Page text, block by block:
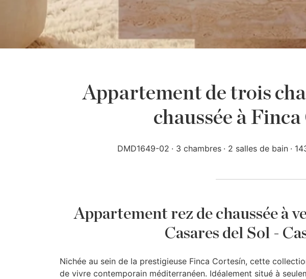
Appartement de trois
chaussée à
DMD1649-02 3 chambres 2 salles de bain
Appartement rez de chaussée à
Casares del Sol -
Nichée au sein de la prestigieuse Finca Cortesín, cette
de vivre contemporain méditerranéen. Idéalement situé à